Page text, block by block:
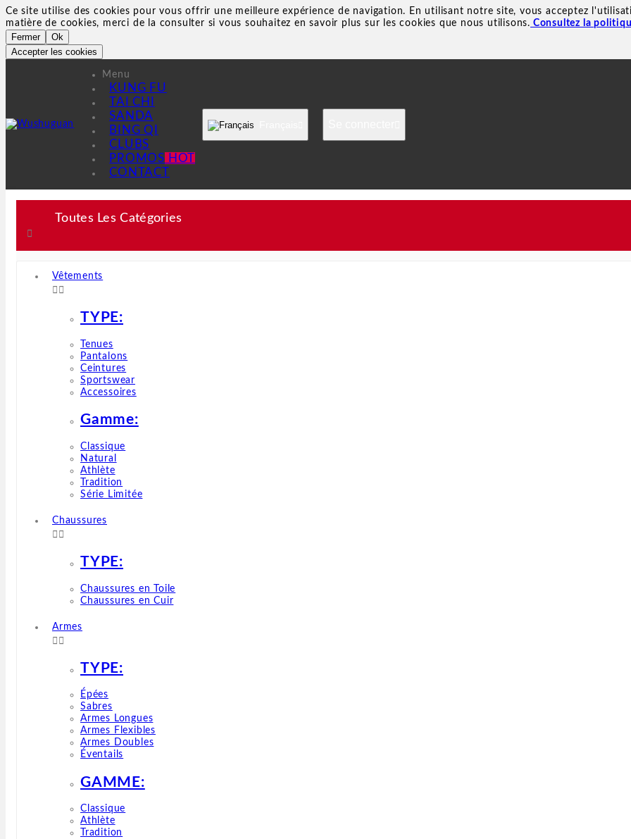
Ce site utilise des cookies pour vous offrir une meilleure expérience de navigation. En utilisant notre site, vous acceptez
matière de cookies, merci de la consulter si vous souhaitez en savoir plus sur les cookies que nous utilisons. Consultez la
Fermer
Ok
Accepter les cookies
Menu
KUNG FU
TAI CHI
SANDA
BING QI
CLUBS
PROMOS HOT
CONTACT
Toutes Les Catégories

Vêtements
 
TYPE:
Tenues
Pantalons
Ceintures
Sportswear
Accessoires
Gamme:
Classique
Natural
Athlète
Tradition
Série Limitée
Chaussures
 
TYPE:
Chaussures en Toile
Chaussures en Cuir
Armes
 
TYPE:
Épées
Sabres
Armes Longues
Armes Flexibles
Armes Doubles
Éventails
GAMME:
Classique
Athlète
Tradition